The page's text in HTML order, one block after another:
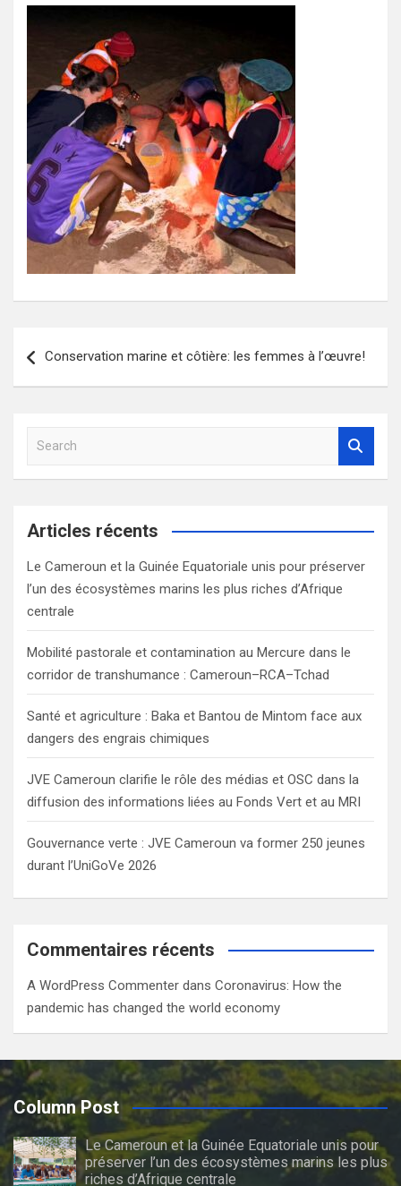
de
Conservation marine et côtière: les femmes à l’œuvre!
a
c
Articles récents
Le Cameroun et la Guinée Equatoriale unis pour préserver
l’un des écosystèmes marins les plus riches d’Afrique
centrale
Mobilité pastorale et contamination au Mercure dans le
corridor de transhumance : Cameroun–RCA–Tchad
Santé et agriculture : Baka et Bantou de Mintom face aux
dangers des engrais chimiques
JVE Cameroun clarifie le rôle des médias et OSC dans la
diffusion des informations liées au Fonds Vert et au MRI
Gouvernance verte : JVE Cameroun va former 250 jeunes
durant l’UniGoVe 2026
Commentaires récents
A WordPress Commenter dans Coronavirus: How the
pandemic has changed the world economy
Column Post
Le Cameroun et la Guinée Equatoriale unis pour
préserver l’un des écosystèmes marins les plus
riches d’Afrique centrale